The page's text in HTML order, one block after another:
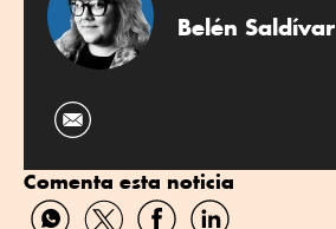
Belén Saldívar
Comenta esta noticia